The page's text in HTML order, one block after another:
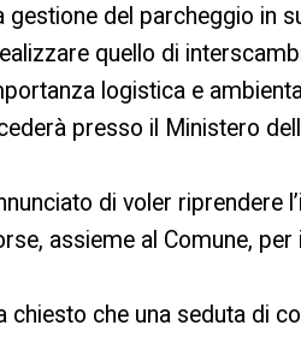
gestione del parcheggio in
quello di
logistica e
presso il Ministero
di voler riprendere
assieme al Comune,
chiesto che una seduta di